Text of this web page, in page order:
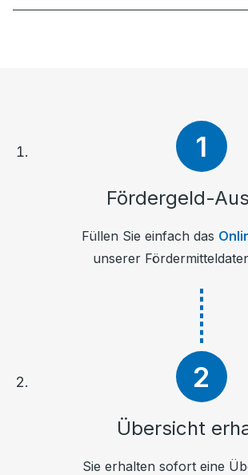
Fördergeld-
Füllen Sie einfach das
unserer
Übersicht
Sie erhalten sofort eine